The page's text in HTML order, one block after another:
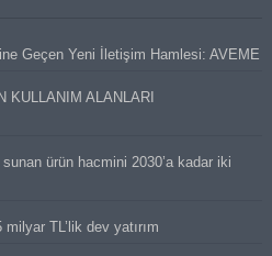
Geçen Yeni İletişim Hamlesi: AVEME
KULLANIM ALANLARI
ürün hacmini 2030’a kadar iki
TL’lik dev yatırım